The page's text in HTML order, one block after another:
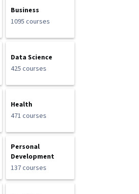
Business
1095 courses
Data Science
425 courses
Health
471 courses
Personal
Development
137 courses